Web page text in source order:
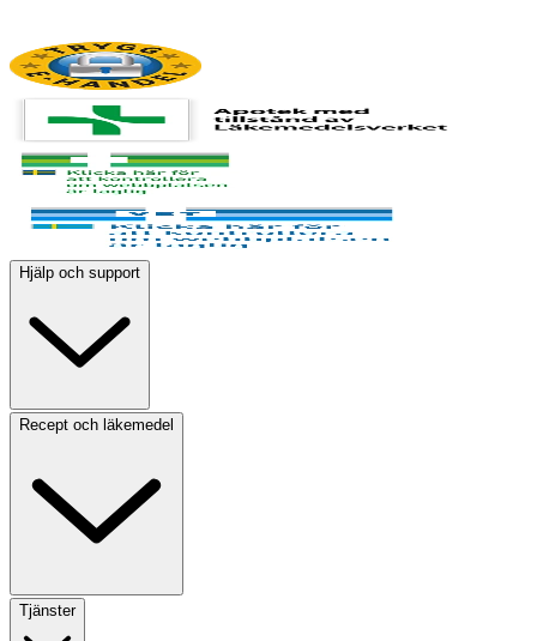
Hjälp och support
Recept och läkemedel
Tjänster